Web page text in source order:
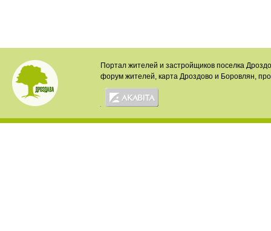
Портал жителей и застройщиков поселка
форум жителей, карта Дроздово и Боровлян,